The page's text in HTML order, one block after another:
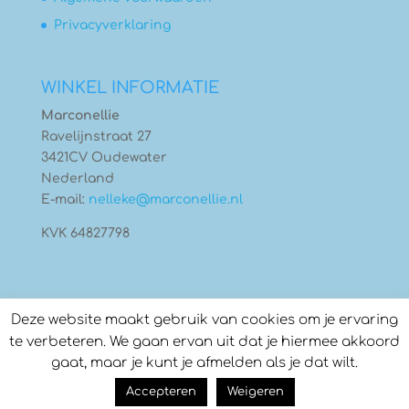
Privacyverklaring
WINKEL INFORMATIE
Marconellie
Ravelijnstraat 27
3421CV Oudewater
Nederland
E-mail: nelleke@marconellie.nl
KVK 64827798
© Copyright 2026Marconellie- Gebouwd door:
Compass Creations
Deze website maakt gebruik van cookies om je ervaring
te verbeteren. We gaan ervan uit dat je hiermee akkoord
gaat, maar je kunt je afmelden als je dat wilt.
Accepteren Weigeren